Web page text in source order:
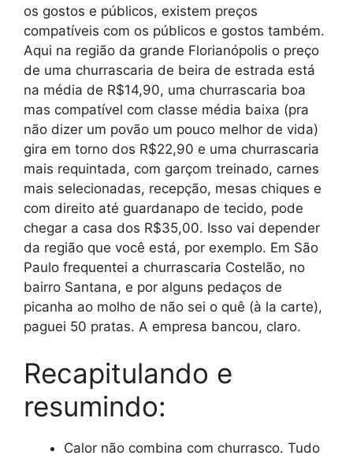
os gostos e públicos, existem preços
compatíveis com os públicos e gostos também.
Aqui na região da grande Florianópolis o preço
de uma churrascaria de beira de estrada está
na média de R$14,90, uma churrascaria boa
mas compatível com classe média baixa (pra
não dizer um povão um pouco melhor de vida)
gira em torno dos R$22,90 e uma churrascaria
mais requintada, com garçom treinado, carnes
mais selecionadas, recepção, mesas chiques e
com direito até guardanapo de tecido, pode
chegar a casa dos R$35,00. Isso vai depender
da região que você está, por exemplo. Em São
Paulo frequentei a churrascaria Costelão, no
bairro Santana, e por alguns pedaços de
picanha ao molho de não sei o quê (à la carte),
paguei 50 pratas. A empresa bancou, claro.
Recapitulando e
resumindo:
Calor não combina com churrasco. Tudo